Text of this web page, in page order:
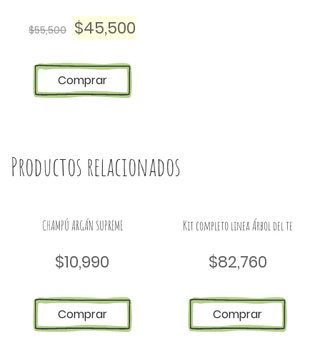
$55,500 $45,500
Comprar
Productos relacionados
CHAMPÚ ARGÁN SUPREME
$10,990
Comprar
Kit completo linea Árbol del te
$82,760
Comprar